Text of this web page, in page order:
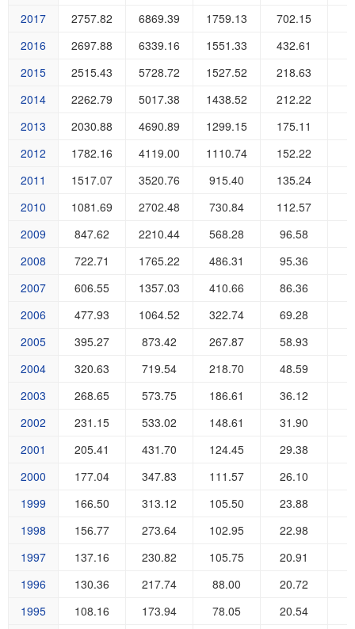
2017
2757.82 6869.39 1759.13 702.15
2016
2697.88 6339.16 1551.33 432.61
2015
2515.43 5728.72 1527.52 218.63
2014
2262.79 5017.38 1438.52 212.22
2013
2030.88 4690.89 1299.15 175.11
2012
1782.16 4119.00 1110.74 152.22
2011
1517.07 3520.76 915.40 135.24
2010
1081.69 2702.48 730.84 112.57
2009
847.62 2210.44 568.28 96.58
2008
722.71 1765.22 486.31 95.36
2007
606.55 1357.03 410.66 86.36
2006
477.93 1064.52 322.74 69.28
2005
395.27 873.42 267.87 58.93
2004
320.63 719.54 218.70 48.59
2003
268.65 573.75 186.61 36.12
2002
231.15 533.02 148.61 31.90
2001
205.41 431.70 124.45 29.38
2000
177.04 347.83 111.57 26.10
1999
166.50 313.12 105.50 23.88
1998
156.77 273.64 102.95 22.98
1997
137.16 230.82 105.75
20.91
1996
130.36 217.74 88.00
20.72
1995
108.16 173.94 78.05
20.54